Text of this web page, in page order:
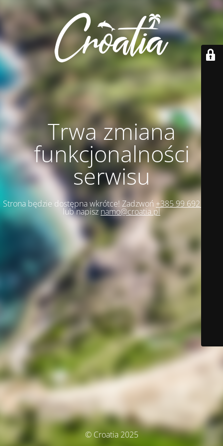
Trwa zmiana
funkcjonalności
serwisu
Strona będzie dostępna wkrótce! Zadzwoń +385 99 692 1271
lub napisz namo@croatia.pl
© Croatia 2025